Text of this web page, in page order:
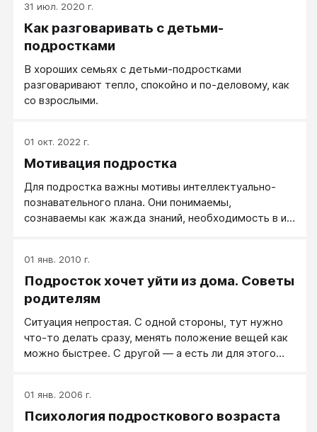
боятся. По условиям эксперимента участник
соглашался провести восемь часов (непрерывно) в
одиночестве, сам с собой, не пользуясь никакими
интернетом), не включая компьютер или другие
гаджеты, а также радио и телевизор. Все
остальные человеческие занятия — игра, чтение,
музицирование, прогулки и т. д. — были разрешены.
31 июл. 2020 г.
Как разговаривать с детьми-
подростками
В хороших семьях с детьми-подростками
разговаривают тепло, спокойно и по-деловому, как
со взрослыми.
01 окт. 2022 г.
Мотивация подростка
Для подростка важны мотивы интеллектуально-
познавательного плана. Они понимаемы,
сознаваемы как жажда знаний, необходимость в их
группа мотивов, которая соотносится со
специфически познавательной деятельностью, его
интеллектуальной потребностью, имеющей
мотивам, учащийся настойчиво и увлеченно
работает с материалом, точнее, над решением
учебной задачи не считаясь с усталостью,
отвлекающие факторы.
01 янв. 2010 г.
Подросток хочет уйти из дома. Советы
родителям
Ситуация непростая. С одной стороны, тут нужно
что-то делать сразу, менять положение вещей как
можно быстрее. С другой — а есть ли для этого
властью?
01 янв. 2006 г.
Психология подросткового возраста